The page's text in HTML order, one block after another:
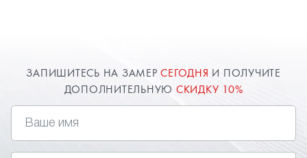
ЗАПИШИТЕСЬ НА ЗАМЕРСЕГОДНЯ И ПОЛУЧИТЕ
ДОПОЛНИТЕЛЬНУЮ СКИДКУ 10%